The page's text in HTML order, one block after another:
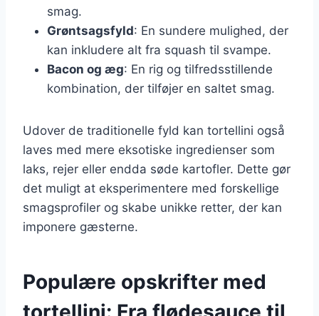
smag.
Grøntsagsfyld: En sundere mulighed, der
kan inkludere alt fra squash til svampe.
Bacon og æg: En rig og tilfredsstillende
kombination, der tilføjer en saltet smag.
Udover de traditionelle fyld kan tortellini også
laves med mere eksotiske ingredienser som
laks, rejer eller endda søde kartofler. Dette gør
det muligt at eksperimentere med forskellige
smagsprofiler og skabe unikke retter, der kan
imponere gæsterne.
Populære opskrifter med